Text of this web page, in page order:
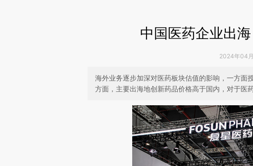
中国医药企业出
2024年04
海外业务逐步加深对医药板块估值的影响，一方面
方面，主要出海地创新药品价格高于国内，对于医